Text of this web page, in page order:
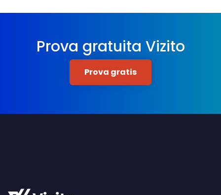
Prova gratuita Vizito
Prova gratis